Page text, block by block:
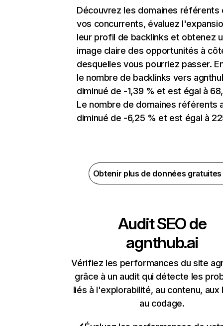
Découvrez les domaines référents
vos concurrents, évaluez
leur profil de backlinks et obtenez
image claire des opportunités à
desquelles vous pourriez passer.
le nombre de backlinks vers
diminué de -1,39 % et est égal à
Le nombre de domaines référents
diminué de -6,25 % et est égal à
Obtenir plus de données
Audit SEO de
agnthub.ai
Vérifiez les performances du site
grâce à un audit qui détecte les
liés à l'explorabilité, au contenu, aux
au codage.